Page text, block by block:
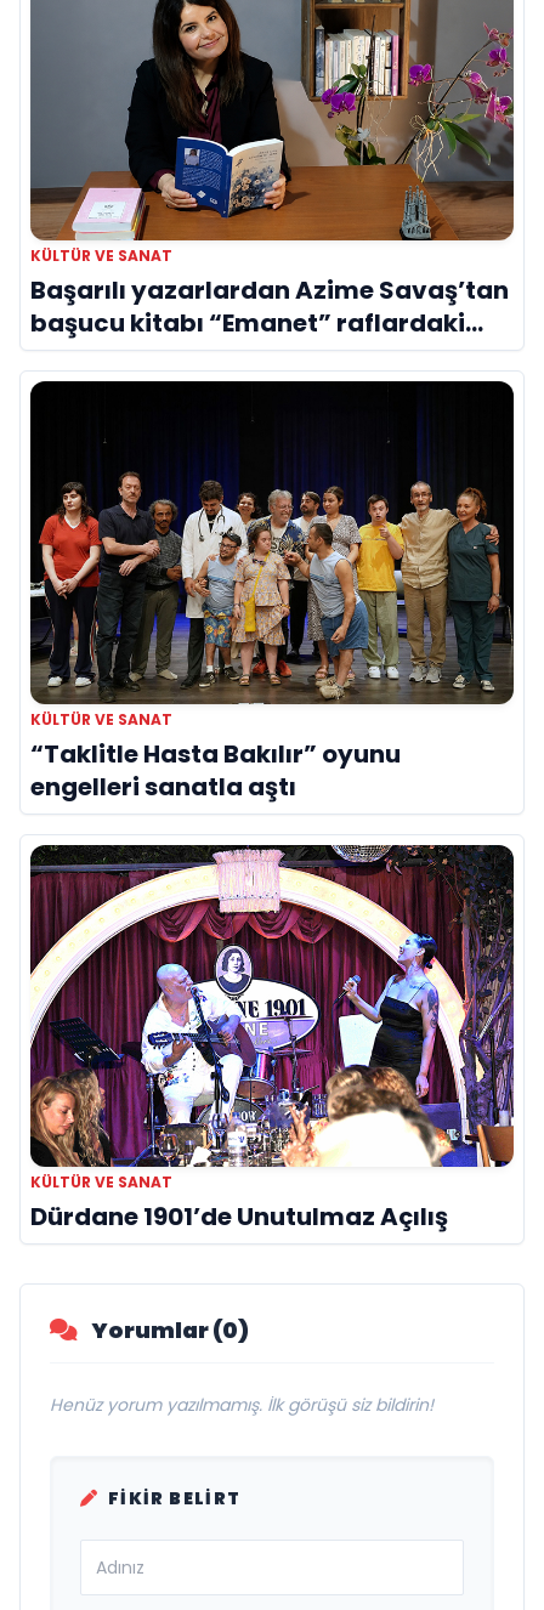
KÜLTÜR VE SANAT
Başarılı yazarlardan Azime Savaş’tan
başucu kitabı “Emanet” raflardaki
yerini aldı
KÜLTÜR VE SANAT
“Taklitle Hasta Bakılır” oyunu
engelleri sanatla aştı
KÜLTÜR VE SANAT
Dürdane 1901’de Unutulmaz Açılış
Yorumlar (0)
Henüz yorum yazılmamış. İlk görüşü siz bildirin!
FIKIR BELIRT